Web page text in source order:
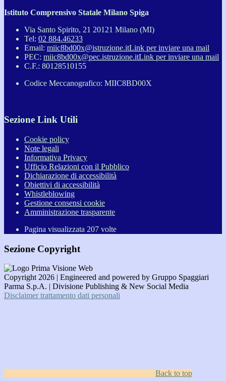
Istituto Comprensivo Statale Milano Spiga
Via Santo Spirito, 21 20121 Milano (MI)
Tel: 02 884.46233
Email: miic8bd00x@istruzione.itLink per inviare una mail
PEC: miic8bd00x@pec.istruzione.itLink per inviare una mail
C.F.: 80128510155
Codice Meccanografico: MIIC8BD00X
Sezione Link Utili
Cookie policy
Note legali
Informativa Privacy
Ufficio Relazioni con il Pubblico
Dichiarazione di accessibilità
Obiettivi di accessibilità
Whistleblowing
Gestione consensi cookie
Amministrazione trasparente
Pagina visualizzata 207 volte
Sezione Copyright
Copyright 2026 | Engineered and powered by Gruppo Spaggiari
Parma S.p.A. | Divisione Publishing & New Social Media
Disclaimer trattamento dati personali
Back to top